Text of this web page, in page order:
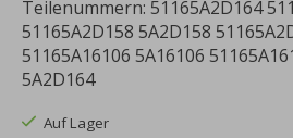
Teilenummern: 51165A2D164
51165A2D158 5A2D158
51165A16106 5A16106
5A2D164
Auf Lager